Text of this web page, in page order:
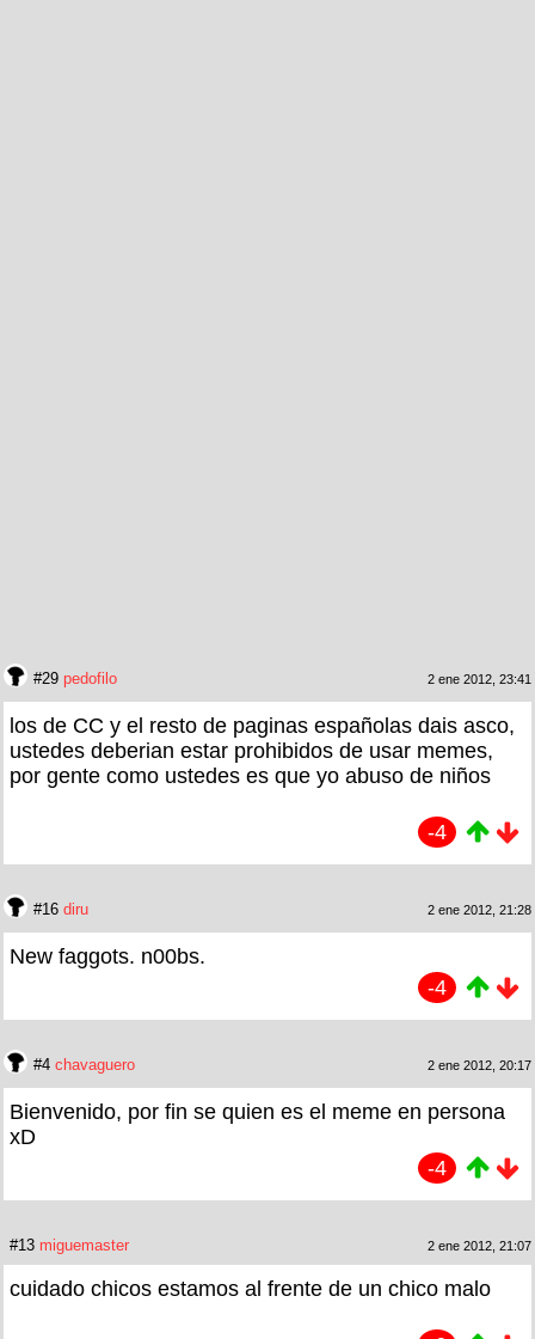
#29 pedofilo 2 ene 2012, 23:41
los de CC y el resto de paginas españolas dais asco,
ustedes deberian estar prohibidos de usar memes,
por gente como ustedes es que yo abuso de niños
-4
#16 diru 2 ene 2012, 21:28
New faggots. n00bs.
-4
#4 chavaguero 2 ene 2012, 20:17
Bienvenido, por fin se quien es el meme en persona
xD
-4
#13 miguemaster 2 ene 2012, 21:07
cuidado chicos estamos al frente de un chico malo